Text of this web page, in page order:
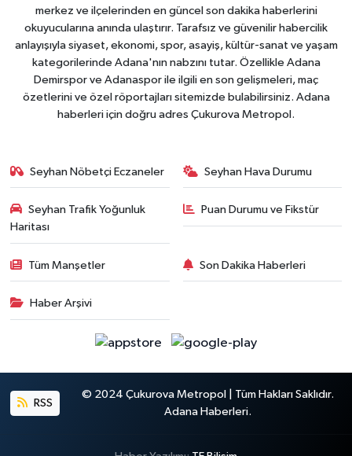
merkez ve ilçelerinden en güncel son dakika haberlerini
okuyucularına anında ulaştırır. Tarafsız ve güvenilir habercilik
anlayışıyla siyaset, ekonomi, spor, asayiş, kültür-sanat ve yaşam
kategorilerinde Adana'nın nabzını tutar. Özellikle Adana
Demirspor ve Adanaspor ile ilgili en son gelişmeleri, maç
özetlerini ve özel röportajları sitemizde bulabilirsiniz. Adana
haberleri için doğru adres Çukurova Metropol.
Seyhan Nöbetçi Eczaneler Seyhan Hava Durumu
Seyhan Trafik Yoğunluk
Haritası
Puan Durumu ve Fikstür
Tüm Manşetler Son Dakika Haberleri
Haber Arşivi
RSS
© 2024 Çukurova Metropol | Tüm Hakları Saklıdır.
Adana Haberleri.